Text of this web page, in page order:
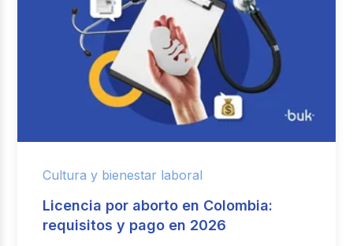
Cultura y bienestar laboral
Licencia por aborto en Colombia:
requisitos y pago en 2026